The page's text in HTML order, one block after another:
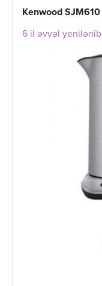
Kenwood SJM610
6 il əvvəl yenilənib